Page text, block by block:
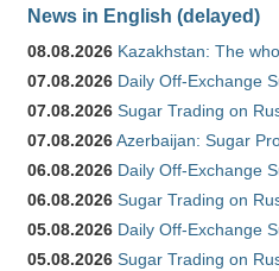
News in English (delayed)
08.08.2026 Kazakhstan: The
07.08.2026 Daily Off-Exchange
07.08.2026 Sugar Trading on
07.08.2026Azerbaijan: Sugar
06.08.2026 Daily Off-Exchange
06.08.2026 Sugar Trading on
05.08.2026 Daily Off-Exchange
05.08.2026 Sugar Trading on